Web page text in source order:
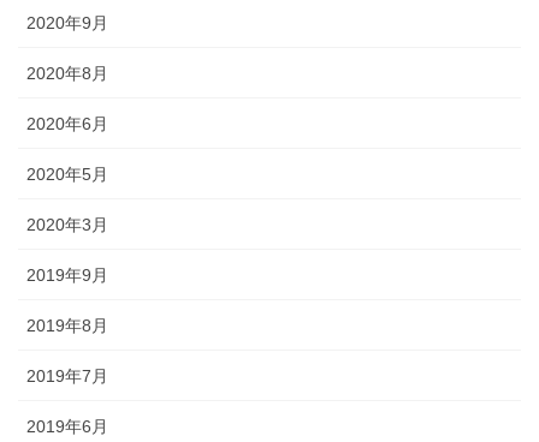
2020年9月
2020年8月
2020年6月
2020年5月
2020年3月
2019年9月
2019年8月
2019年7月
2019年6月
知ってる？石川のお祭りのしきたり!!
棒のついた巨大な燈籠（御神灯）で、江戸時代の文書にはすでにキ
ど迎え火として良いということで巨大化していきました。一方、金
沢ではキリコは迎え火を保護する役目になったようで、金沢とその
伝統的な風習です。 正確には、木や紙でできた灯篭のような箱で、
戚や知人らをもてなすことを指します。
◆天人堂とは？・・・・・戦前金沢では12月25日から正月15日まで